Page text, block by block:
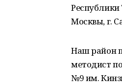
Республики
Москвы, г.
Наш район
методист
№9 им.